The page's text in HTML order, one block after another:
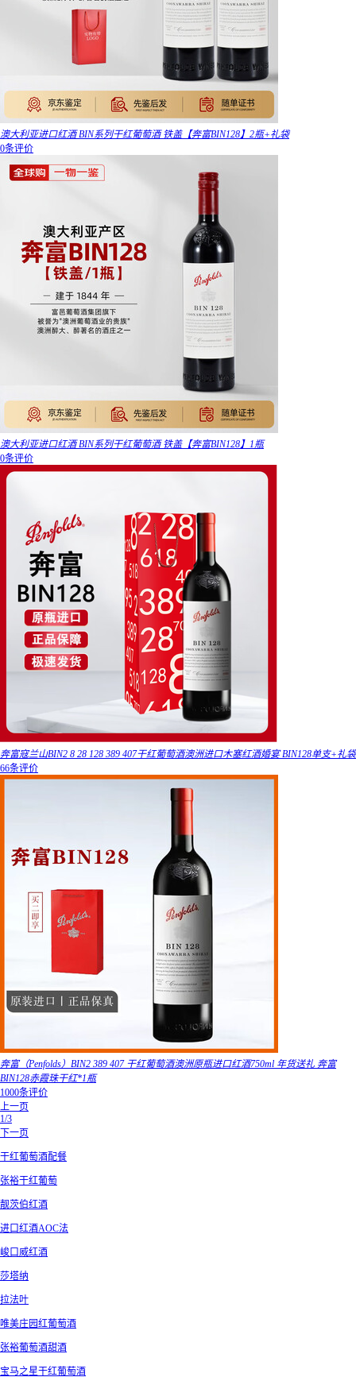
澳大利亚进口红酒 BIN系列干红葡萄酒 铁盖【奔富BIN128】2瓶+礼袋
0条评价
澳大利亚进口红酒 BIN系列干红葡萄酒 铁盖【奔富BIN128】1瓶
0条评价
奔富寇兰山BIN2 8 28 128 389 407干红葡萄酒澳洲进口木塞红酒婚宴 BIN128单支+礼袋
66条评价
奔富（Penfolds）BIN2 389 407 干红葡萄酒澳洲原瓶进口红酒750ml 年货送礼 奔富
BIN128赤霞珠干红*1瓶
1000条评价
上一页
1/3
下一页
干红葡萄酒配餐
张裕干红葡萄
靓茨伯红酒
进口红酒AOC法
峻口威红酒
莎塔纳
拉法叶
唯美庄园红葡萄酒
张裕葡萄酒甜酒
宝马之星干红葡萄酒